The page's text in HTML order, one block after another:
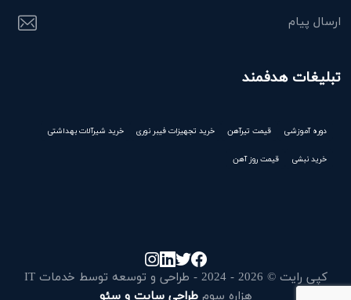
ارسال پیام
تبلیغات هدفمند
دوره آموزشی قیمت تیرآهن خرید تجهیزات فیبر نوری خرید شیرآلات بهداشتی
خرید نبشی قیمت روز آهن
کپی رایت © 2026 - 2024 - طراحی و توسعه توسط خدمات IT
هزاره سومطراحی سایت و سئو